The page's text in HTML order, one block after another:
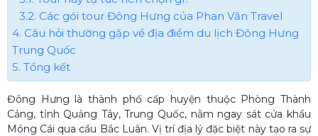
3.2. Các gói tour Đông Hưng của Phan Văn Travel
4. Câu hỏi thường gặp về địa điểm du lịch Đông Hưng
Trung Quốc
5. Tổng kết
Đông Hưng là thành phố cấp huyện thuộc Phòng Thành
Cảng, tỉnh Quảng Tây, Trung Quốc, nằm ngay sát cửa khẩu
Móng Cái qua cầu Bắc Luân. Vị trí địa lý đặc biệt này tạo ra sự